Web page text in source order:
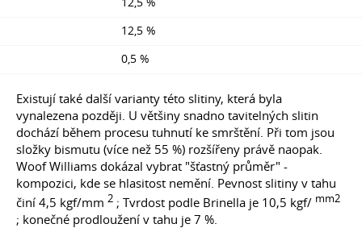
12,5 %
0,5 %
Existují také další varianty této slitiny, která byla
vynalezena později. U většiny snadno tavitelných slitin
dochází během procesu tuhnutí ke smrštění. Při tom jsou
složky bismutu (více než 55 %) rozšířeny právě naopak.
Woof Williams dokázal vybrat "šťastný průměr" -
kompozici, kde se hlasitost nemění. Pevnost slitiny v tahu
činí 4,5 kgf/mm 2 ; Tvrdost podle Brinella je 10,5 kgf/ mm2
; konečné prodloužení v tahu je 7 %.